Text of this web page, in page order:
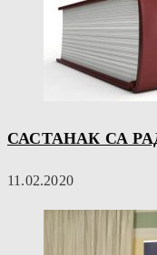
САСТАНАК СА
11.02.2020